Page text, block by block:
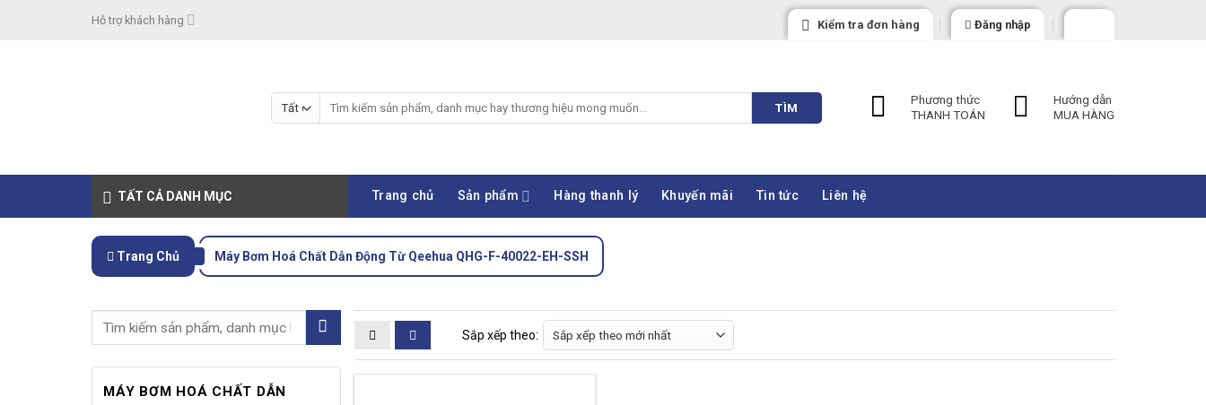
Hỗ trợ khách hàng Kiểm tra đơn hàng Đăng nhập
kiếm:
TÌM
Phương thức
THANH TOÁN
Hướng dẫn
MUA HÀNG
TẤT CẢ DANH MỤC Trang chủ Sản phẩm Hàng thanh lý Khuyến mãi Tin tức Liên hệ
Trang Chủ Máy Bơm Hoá Chất Dẫn Động Từ Qeehua QHG-F-40022-EH-SSH
MÁY BƠM HOÁ CHẤT DẪN
Sắp xếp theo: